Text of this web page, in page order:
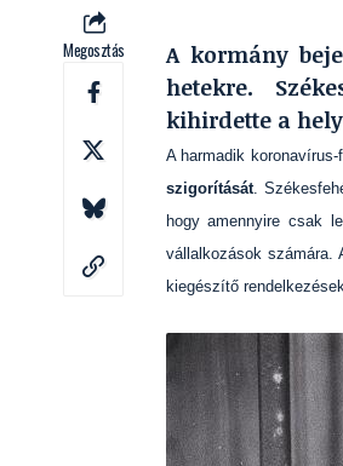
Megosztás
A kormány
hetekre.
kihirdette a
A harmadik
szigorítását.
hogy amennyire csak
vállalkozások számára.
kiegészítő